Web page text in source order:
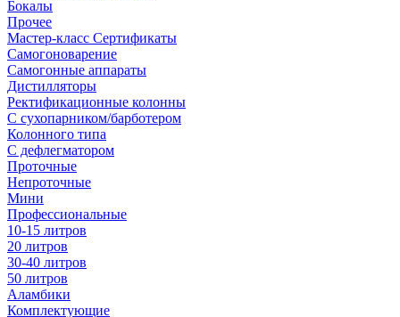
Бокалы
Прочее
Мастер-класс Сертификаты
Самогоноварение
Самогонные аппараты
Дистилляторы
Ректификационные колонны
С сухопарником/барботером
Колонного типа
С дефлегматором
Проточные
Непроточные
Мини
Профессиональные
10-15 литров
20 литров
30-40 литров
50 литров
Аламбики
Комплектующие